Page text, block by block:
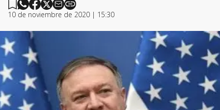
10 de noviembre de 2020 | 15:30